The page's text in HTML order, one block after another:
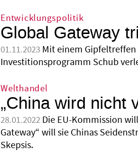
Entwicklungspolitik
Global Gateway
01.11.2023 Mit einem
Investitionsprogramm Schub
Welthandel
„China wird nicht
28.01.2022 Die EU-Kommission
Gateway“ will sie Chinas
Skepsis.